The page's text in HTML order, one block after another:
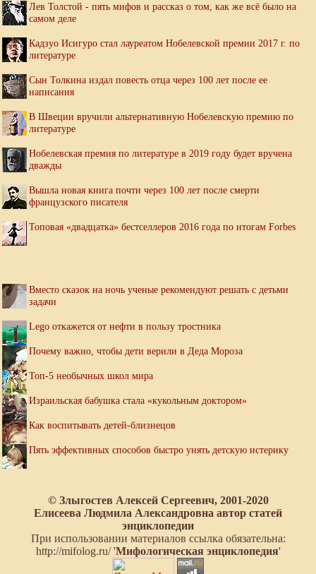
Лев Толстой - пять мифов и рассказ о том, как же всё было на
самом деле
Кадзуо Исигуро стал лауреатом Нобелевской премии 2017 г. по
литературе
Сын Толкина издал повесть отца через 100 лет после ее
написания
В Швеции вручили альтернативную Нобелевскую премию по
литературе
Нобелевская премия по литературе в 2019 году будет вручена
дважды
Вышла новая книга почти через 100 лет после смерти
французского писателя
Топовая «двадцатка» бестселлеров 2016 года по итогам Forbes
Вместо сказок на ночь ученые рекомендуют решать с детьми
задачи
Lego откажется от нефти в пользу тростника
Почему важно, чтобы дети верили в Деда Мороза
Топ-5 необычных школ мира
Израильская бабушка стала «кукольным доктором»
Как воспитывать детей-близнецов
Пять эффективных способов быстро унять детскую истерику
© Злыгостев Алексей Сергеевич, 2001-2020
Елисеева Людмила Александровна автор статей
энциклопедии
При использовании материалов ссылка обязательна:
http://mifolog.ru/ 'Мифологическая энциклопедия'